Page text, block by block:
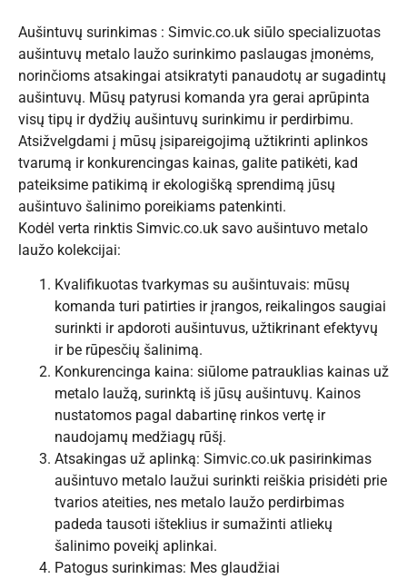
Aušintuvų surinkimas : Simvic.co.uk siūlo specializuotas
aušintuvų metalo laužo surinkimo paslaugas įmonėms,
norinčioms atsakingai atsikratyti panaudotų ar sugadintų
aušintuvų. Mūsų patyrusi komanda yra gerai aprūpinta
visų tipų ir dydžių aušintuvų surinkimu ir perdirbimu.
Atsižvelgdami į mūsų įsipareigojimą užtikrinti aplinkos
tvarumą ir konkurencingas kainas, galite patikėti, kad
pateiksime patikimą ir ekologišką sprendimą jūsų
aušintuvo šalinimo poreikiams patenkinti.
Kodėl verta rinktis Simvic.co.uk savo aušintuvo metalo
laužo kolekcijai:
Kvalifikuotas tvarkymas su aušintuvais: mūsų
komanda turi patirties ir įrangos, reikalingos saugiai
surinkti ir apdoroti aušintuvus, užtikrinant efektyvų
ir be rūpesčių šalinimą.
Konkurencinga kaina: siūlome patrauklias kainas už
metalo laužą, surinktą iš jūsų aušintuvų. Kainos
nustatomos pagal dabartinę rinkos vertę ir
naudojamų medžiagų rūšį.
Atsakingas už aplinką: Simvic.co.uk pasirinkimas
aušintuvo metalo laužui surinkti reiškia prisidėti prie
tvarios ateities, nes metalo laužo perdirbimas
padeda tausoti išteklius ir sumažinti atliekų
šalinimo poveikį aplinkai.
Patogus surinkimas: Mes glaudžiai